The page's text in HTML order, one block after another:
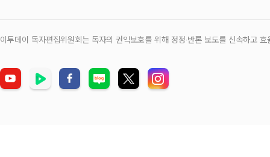
이투데이 독자편집위원회는 독자의 권익보호를 위해 정정‧반론 보도를 신속하고